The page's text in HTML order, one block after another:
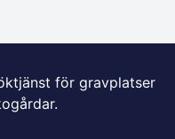
för gravplatser